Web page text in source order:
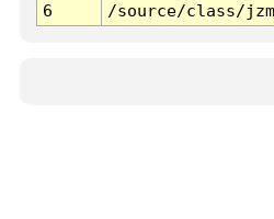
6
/source/class/